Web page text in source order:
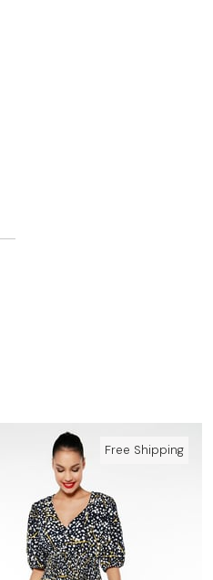
Free Shipping